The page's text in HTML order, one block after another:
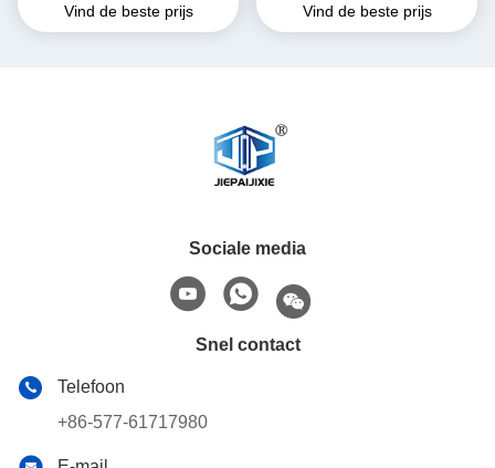
ne met 8000 bekers/uur
Capaciteit
Vind de beste prijs
bekersvullers 1-50 ml
Vind de beste prijs
Sociale media
Snel contact
Telefoon
+86-577-61717980